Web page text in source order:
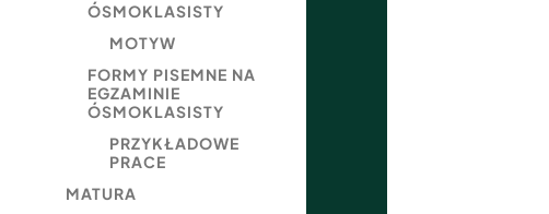
ÓSMOKLASISTY
MOTYW
FORMY PISEMNE NA
EGZAMINIE
ÓSMOKLASISTY
PRZYKŁADOWE
PRACE
MATURA